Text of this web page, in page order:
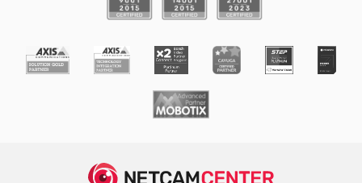
Ja
netwerkprotocollen
HTTP, HTTPS*, SSL/TLS*, QoS
Layer 3 DiffServ, FTP, SMTP,
Bonjour, UPnP™,
SNMPv1/v2c/v3(MIB-II), DNS,
DynDNS, NTP, RTSP, RTP, TCP,